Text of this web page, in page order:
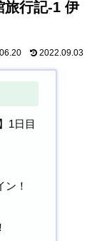
旅行記-1 伊
2022.09.03
1日目
ン！